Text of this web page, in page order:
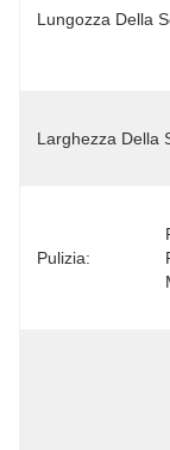
Lungozza Della
Larghezza Della
Pulizia: